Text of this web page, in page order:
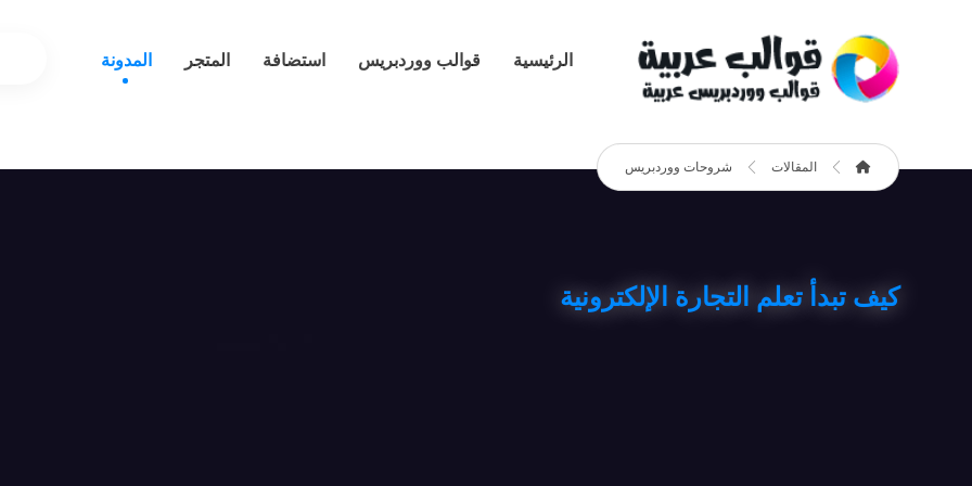
الرئيسية قوالب ووردبريس استضافة المتجر المدونة
المقالات شروحات ووردبريس
كيف تبدأ تعلم التجارة الإلكترونية